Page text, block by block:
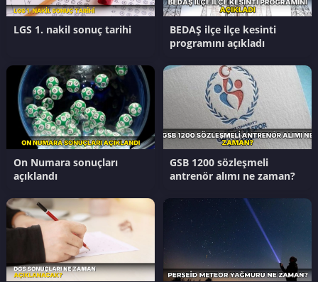
LGS 1. nakil sonuç tarihi
BEDAŞ ilçe ilçe kesinti
programını açıkladı
On Numara sonuçları
açıklandı
GSB 1200 sözleşmeli
antrenör alımı ne zaman?